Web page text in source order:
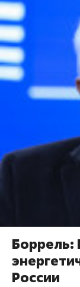
Боррель:
России